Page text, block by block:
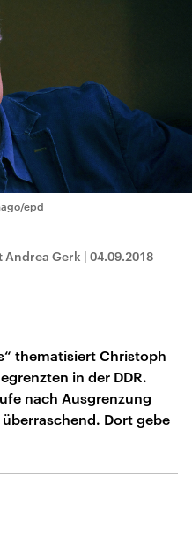
epd
Andrea Gerk | 04.09.2018
thematisiert Christoph
in der DDR.
nach Ausgrenzung
Dort gebe